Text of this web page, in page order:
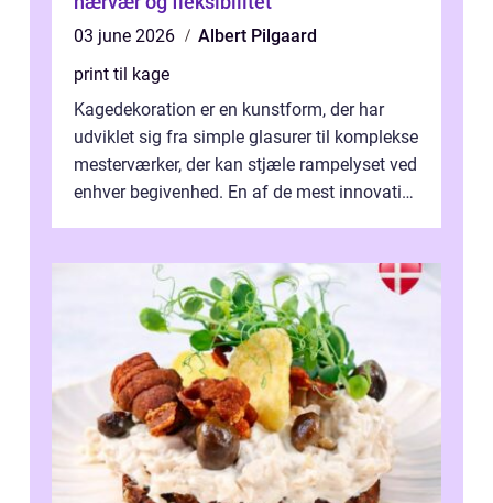
03 june 2026
Albert Pilgaard
print til kage
Kagedekoration er en kunstform, der har
udviklet sig fra simple glasurer til komplekse
mesterværker, der kan stjæle rampelyset ved
enhver begivenhed. En af de mest innovative